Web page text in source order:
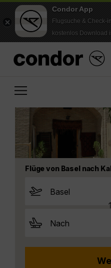
Condor App
Flugsuche & Check-in
kostenlos Download
Flüge von Basel nach